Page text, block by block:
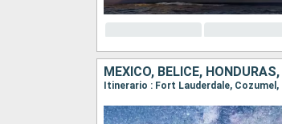
MÉXICO, BELICE,
Itinerario : Fort Lauderdale,